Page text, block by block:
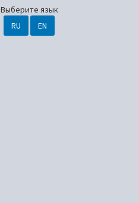
Выберите язык